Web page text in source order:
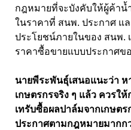
กฎหมายที่จะบังคับให้ผู้ค้า
ในราคาที่ สนพ. ประกาศ แ
ประโยชน์ภายในของ สนพ.
ราคาซื้อขายแบบประกาศข
นายพีระพันธุ์เสนอแนะว่า ห
เกษตรกรจริง ๆ แล้ว ควรใ
เทรับซื้อผลปาล์มจากเกษต
ประกาศตามกฎหมายมากก